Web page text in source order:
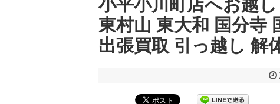
小平小川町店へお越
東村山 東大和 国分寺
出張買取 引っ越し 解